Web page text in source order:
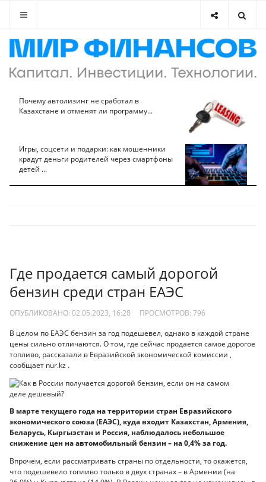
Почему автолизинг не сработал в
Казахстане и отменят ли программу...
Игры, соцсети и подарки: как мошенники
крадут деньги родителей через смартфоны
детей ...
Где продается самый дорогой
бензин среди стран ЕАЭС
ОПУБЛИКОВАНО: 02.05.2023, 16:28 ПРОСМОТРОВ: 796
В целом по ЕАЭС бензин за год подешевел, однако в каждой стране
цены сильно отличаются. О том, где сейчас продается самое дорогое
топливо, рассказали в Евразийской экономической комиссии ,
сообщает nur.kz .
В марте текущего года на территории стран Евразийского
экономического союза (ЕАЭС), куда входит Казахстан, Армения,
Беларусь, Кыргызстан и Россия, наблюдалось небольшое
снижение цен на автомобильный бензин – на 0,4% за год.
Впрочем, если рассматривать страны по отдельности, то окажется,
что подешевело топливо только в двух странах – в Армении (на